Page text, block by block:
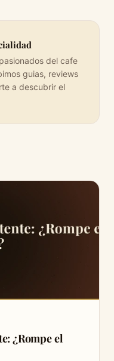
del cafe
guias, reviews
a descubrir el
¿Rompe el